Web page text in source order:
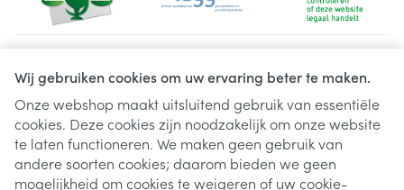
Wij gebruiken cookies om uw ervaring beter te maken.
Onze webshop maakt uitsluitend gebruik van essentiële
cookies. Deze cookies zijn noodzakelijk om onze website
te laten functioneren. We maken geen gebruik van
andere soorten cookies; daarom bieden we geen
mogelijkheid om cookies te weigeren of uw cookie-
Juridische links